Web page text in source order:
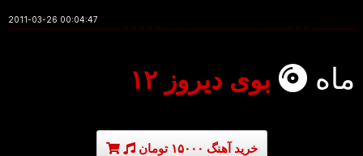
2011-03-26 00:04:47
ماه بوی دیروز ۱۲
خرید آهنگ ۱۵۰۰۰ تومان